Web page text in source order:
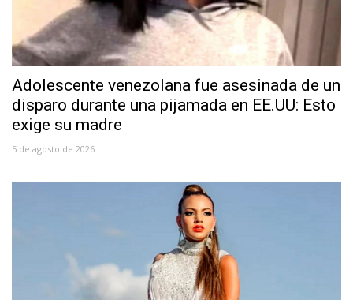
Adolescente venezolana fue asesinada de un
disparo durante una pijamada en EE.UU: Esto
exige su madre
5 de agosto de 2026